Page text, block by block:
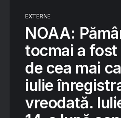
EXTERNE
NOAA:
tocmai a
de cea mai
iulie
vreodată.